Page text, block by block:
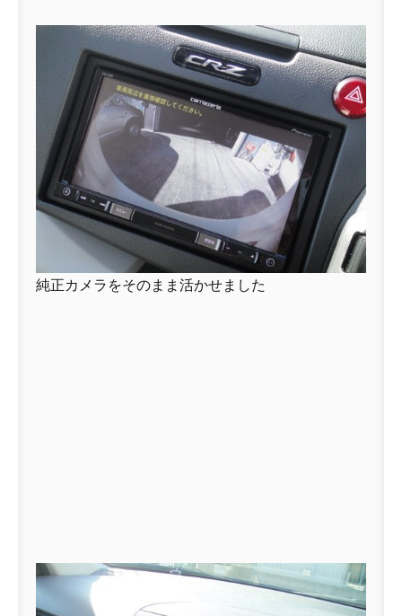
純正カメラをそのまま活かせました